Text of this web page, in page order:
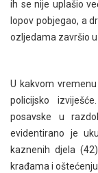
ih se nije uplašio
lopov pobjegao, a
ozljedama završio
U kakvom
policijsko
posavske u
evidentirano je
kaznenih djela
krađama i